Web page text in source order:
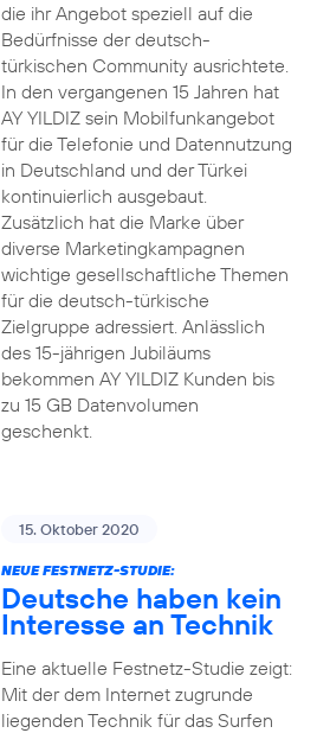
die ihr Angebot speziell auf die
Bedürfnisse der deutsch-
türkischen Community ausrichtete.
In den vergangenen 15 Jahren hat
AY YILDIZ sein Mobilfunkangebot
für die Telefonie und Datennutzung
in Deutschland und der Türkei
kontinuierlich ausgebaut.
Zusätzlich hat die Marke über
diverse Marketingkampagnen
wichtige gesellschaftliche Themen
für die deutsch-türkische
Zielgruppe adressiert. Anlässlich
des 15-jährigen Jubiläums
bekommen AY YILDIZ Kunden bis
zu 15 GB Datenvolumen
geschenkt.
15. Oktober 2020
NEUE FESTNETZ-STUDIE:
Deutsche haben kein
Interesse an Technik
Eine aktuelle Festnetz-Studie zeigt:
Mit der dem Internet zugrunde
liegenden Technik für das Surfen